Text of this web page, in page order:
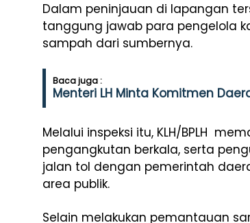
Dalam peninjauan di lapangan
tanggung jawab para pengelola
sampah dari sumbernya.
Baca juga :
Menteri LH Minta Komitmen
Melalui inspeksi itu, KLH/BPLH
pengangkutan berkala, serta
jalan tol dengan pemerintah
area publik.
Selain melakukan pemantauan